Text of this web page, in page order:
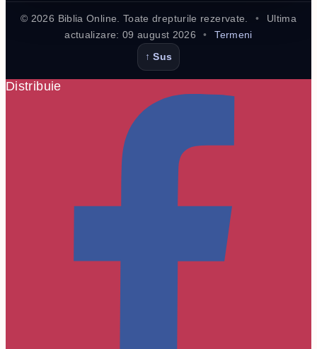
© 2026 Biblia Online. Toate drepturile rezervate. •
Ultima
actualizare: 09 august 2026 •
Termeni
↑ Sus
Distribuie